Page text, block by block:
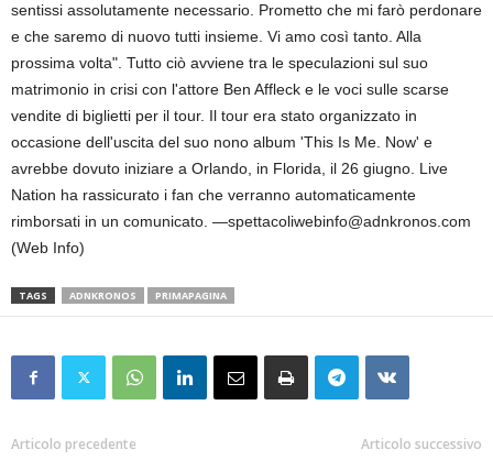
sentissi assolutamente necessario. Prometto che mi farò perdonare
e che saremo di nuovo tutti insieme. Vi amo così tanto. Alla
prossima volta". Tutto ciò avviene tra le speculazioni sul suo
matrimonio in crisi con l'attore Ben Affleck e le voci sulle scarse
vendite di biglietti per il tour. Il tour era stato organizzato in
occasione dell'uscita del suo nono album 'This Is Me. Now' e
avrebbe dovuto iniziare a Orlando, in Florida, il 26 giugno. Live
Nation ha rassicurato i fan che verranno automaticamente
rimborsati in un comunicato. —spettacoliwebinfo@adnkronos.com
(Web Info)
TAGS ADNKRONOS PRIMAPAGINA
Articolo precedente Articolo successivo